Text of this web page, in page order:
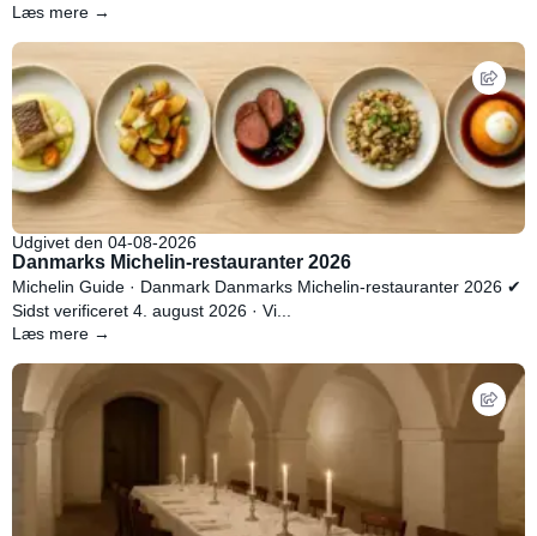
Læs mere →
Udgivet den 04-08-2026
Danmarks Michelin-restauranter 2026
Michelin Guide · Danmark Danmarks Michelin-restauranter 2026 ✔
Sidst verificeret 4. august 2026 · Vi...
Læs mere →